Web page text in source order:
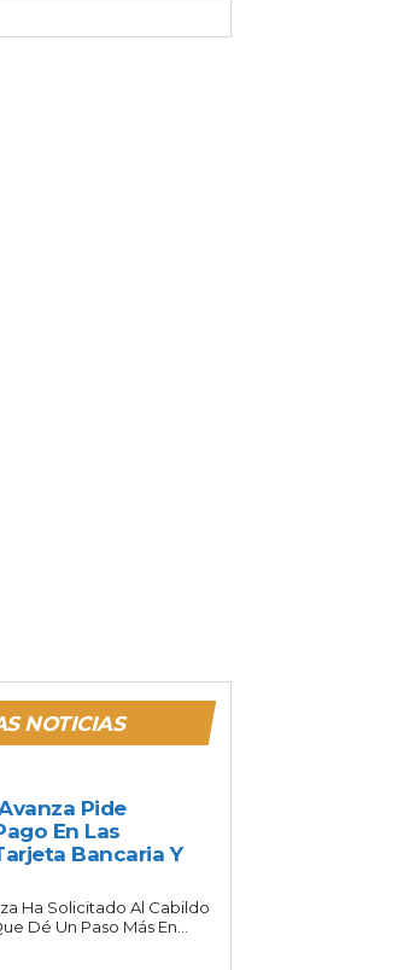
NOTICIAS
Pide
En Las
Bancaria Y
Ha Solicitado Al Cabildo
Dé Un Paso Más En...